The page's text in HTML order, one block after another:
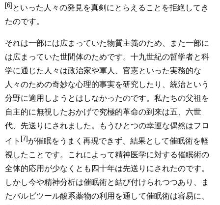
[6] といった人々の発見を真剣にとらえることを拒絶してき
たのです。
それは一部には広まっていた物質主義のため、また一部に
は広まっていた世間体のためです。十九世紀の哲学者と科
学に通じた人々は政治家や軍人、官憲といった実務的な
人々のための奇妙な心理的事実を研究したり、統治という
分野に適用しようとはしなかったのです。私たちの父祖を
自主的に無視したおかげで究極的革命の到来は五、六世
代、先送りにされました。もうひとつの幸運な偶然はフロ
イト [7] が催眠をうまく再現できず、結果として催眠術を軽
視したことです。これによって精神医学に対する催眠術の
全体的応用が少なくとも四十年は先送りにされたのです。
しかし今や精神分析は催眠術と結び付けられつつあり、ま
たバルビツール酸系薬物の利用を通して催眠術は容易に、